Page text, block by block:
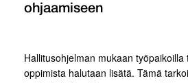
ohjaamiseen
Hallitusohjelman mukaan työpaikoilla
oppimista halutaan lisätä. Tämä